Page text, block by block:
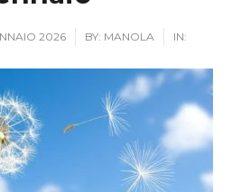
2026 BY: MANOLA IN: